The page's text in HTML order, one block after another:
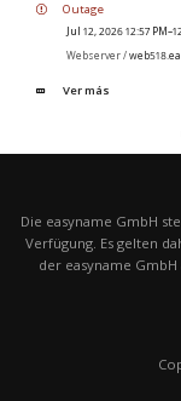
Outage
Jul 12, 2026 12:57
Webserver /
Ver más
Die easyname GmbH
Verfügung. Es gelten
der easyname GmbH